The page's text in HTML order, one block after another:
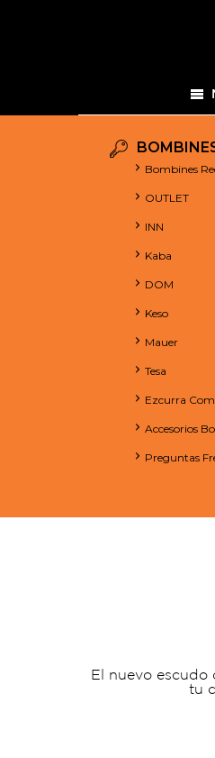
Bombines
OUTLET
INN
Kaba
DOM
Keso
Mauer
Tesa
Ezcurra
Accesorios
Preguntas
El nuevo
tu